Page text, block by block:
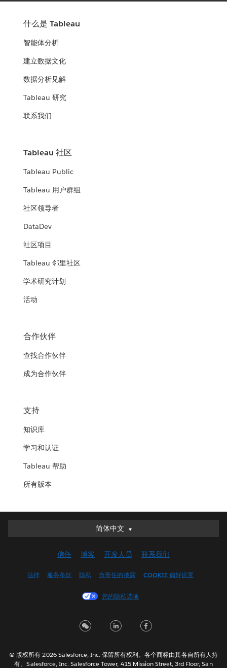
什么是 Tableau
智能体分析
建立数据文化
数据分析见解
Tableau 研究
联系我们
Tableau 社区
Tableau Public
Tableau 用户群组
社区领导者
DataDev
社区项目
Tableau 邻里社区
学术研究计划
活动
合作伙伴
查找合作伙伴
成为合作伙伴
支持
知识库
学习和认证
Tableau 帮助
所有版本
简体中文
简体中文
English (UK)
Français (Canada)
Italiano
한국어
信任 博客 开发人员 联系我们
法律 服务条款 隐私 负责任的披露 COOKIE 偏好设置
您的隐私选项
© 版权所有 2026 Salesforce, Inc. 保留所有权利。各个商标由其各自所有人持
有。Salesforce, Inc. Salesforce Tower, 415 Mission Street, 3rd Floor, San